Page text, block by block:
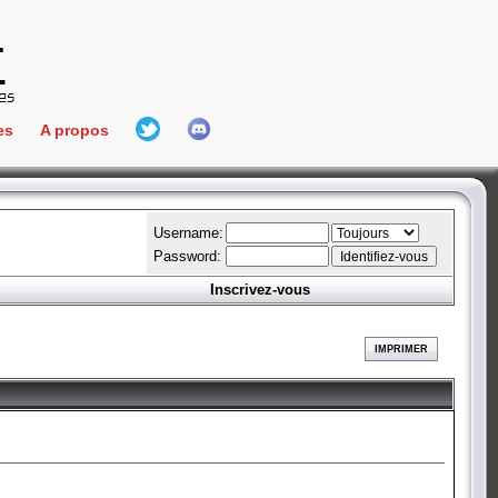
Connect
A propos
L'équipe
Hall Of Fame
Username:
Password:
Inscrivez-vous
IMPRIMER